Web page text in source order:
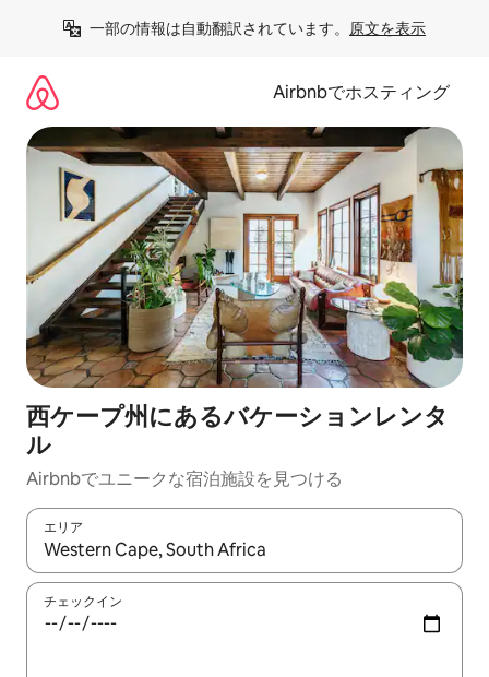
一部の情報は自動翻訳されています。 原文を表示
Airbnbでホスティング
西ケープ州にあるバケーションレンタ
ル
Airbnbでユニークな宿泊施設を見つける
エリア
検索結果が表示されたら、上下の矢印キーを使って移動するか
チェックイン